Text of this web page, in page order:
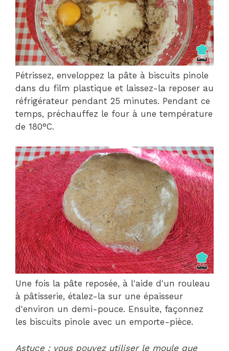
Pétrissez, enveloppez la pâte à biscuits pinole
dans du film plastique et laissez-la reposer au
réfrigérateur pendant 25 minutes. Pendant ce
temps, préchauffez le four à une température
de 180°C.
Une fois la pâte reposée, à l'aide d'un rouleau
à pâtisserie, étalez-la sur une épaisseur
d'environ un demi-pouce. Ensuite, façonnez
les biscuits pinole avec un emporte-pièce.
Astuce : vous pouvez utiliser le moule que